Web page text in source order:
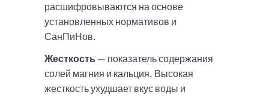
расшифровываются на основе
установленных нормативов и
СанПиНов.
Жесткость — показатель содержания
солей магния и кальция. Высокая
жесткость ухудшает вкус воды и